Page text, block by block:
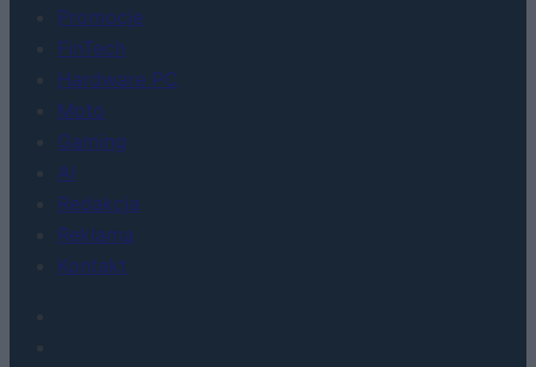
Promocje
FinTech
Hardware PC
Moto
Gaming
AI
Redakcja
Reklama
Kontakt